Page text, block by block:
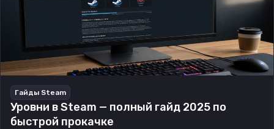
Гайды Steam
Уровни в Steam — полный гайд 2025 по
быстрой прокачке